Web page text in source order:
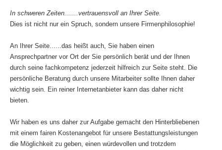
In schweren Zeiten.......vertrauensvoll an Ihrer Seite.
Dies ist nicht nur ein Spruch, sondern unsere Firmenphilosophie!
An Ihrer Seite......das heißt auch, Sie haben einen
Ansprechpartner vor Ort der Sie persönlich berät und der Ihnen
durch seine fachkompetenz jederzeit hilfreich zur Seite steht. Die
persönliche Beratung durch unsere Mitarbeiter sollte Ihnen daher
wichtig sein. Ein reiner Internetanbieter kann das daher nicht
bieten.
Wir haben es uns daher zur Aufgabe gemacht den Hinterbliebenen
mit einem fairen Kostenangebot für unsere Bestattungsleistungen
die Möglichkeit zu geben, einen würdevollen und trotzdem